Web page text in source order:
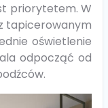
priorytetem. W
tapicerowanym
oświetlenie
odpocząć od